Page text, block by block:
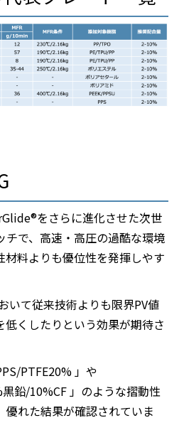
をさらに進化させた次世
チで、高速・高圧の過酷な環境
材料よりも優位性を発揮しやす
いて従来技術よりも限界PV値
低くしたりという効果が期待さ
PTFE20% 」や
黒鉛/10%CF 」のような摺動性
優れた結果が確認されていま